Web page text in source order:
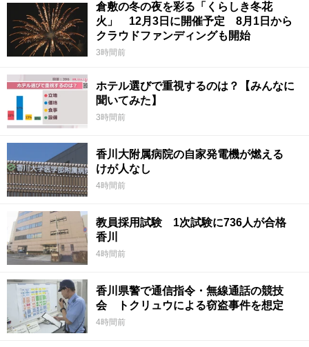
倉敷の冬の夜を彩る「くらしき冬花
火」 12月3日に開催予定 8月1日から
クラウドファンディングも開始
3時間前
ホテル選びで重視するのは？【みんなに
聞いてみた】
3時間前
香川大附属病院の自家発電機が燃える
けが人なし
4時間前
教員採用試験 1次試験に736人が合格
香川
4時間前
香川県警で通信指令・無線通話の競技
会 トクリュウによる窃盗事件を想定
4時間前